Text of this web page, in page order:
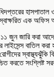
এক অফিস
জুন জারি করা
বাতিল করা
স্বাস্থ্যঝুঁকি
করতে সংশ্লিষ্ট